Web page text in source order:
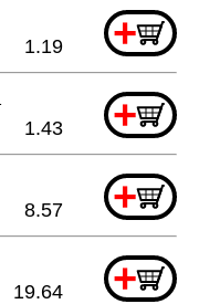
+
1.19
+
1.43
+
8.57
+
19.64